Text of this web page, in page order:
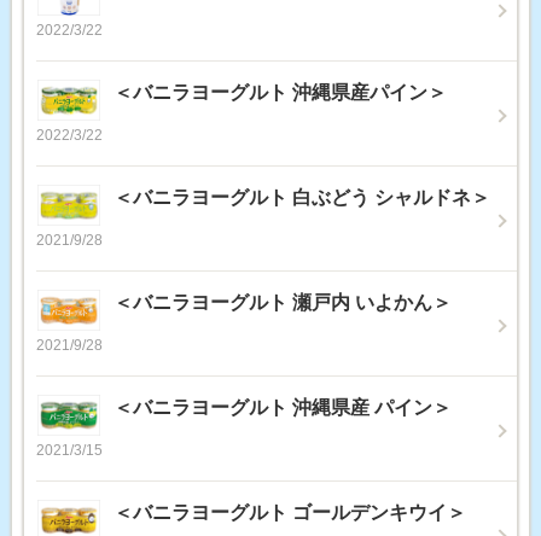
2022/3/22
＜バニラヨーグルト 沖縄県産パイン＞
2022/3/22
＜バニラヨーグルト 白ぶどう シャルドネ＞
2021/9/28
＜バニラヨーグルト 瀬戸内 いよかん＞
2021/9/28
＜バニラヨーグルト 沖縄県産 パイン＞
2021/3/15
＜バニラヨーグルト ゴールデンキウイ＞